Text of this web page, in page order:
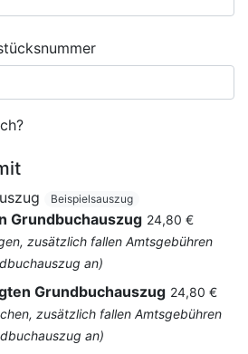
Beispielsauszug
Grundbuchauszug 24,80 €
zusätzlich fallen Amtsgebühren
an)
Grundbuchauszug 24,80 €
zusätzlich fallen Amtsgebühren
an)